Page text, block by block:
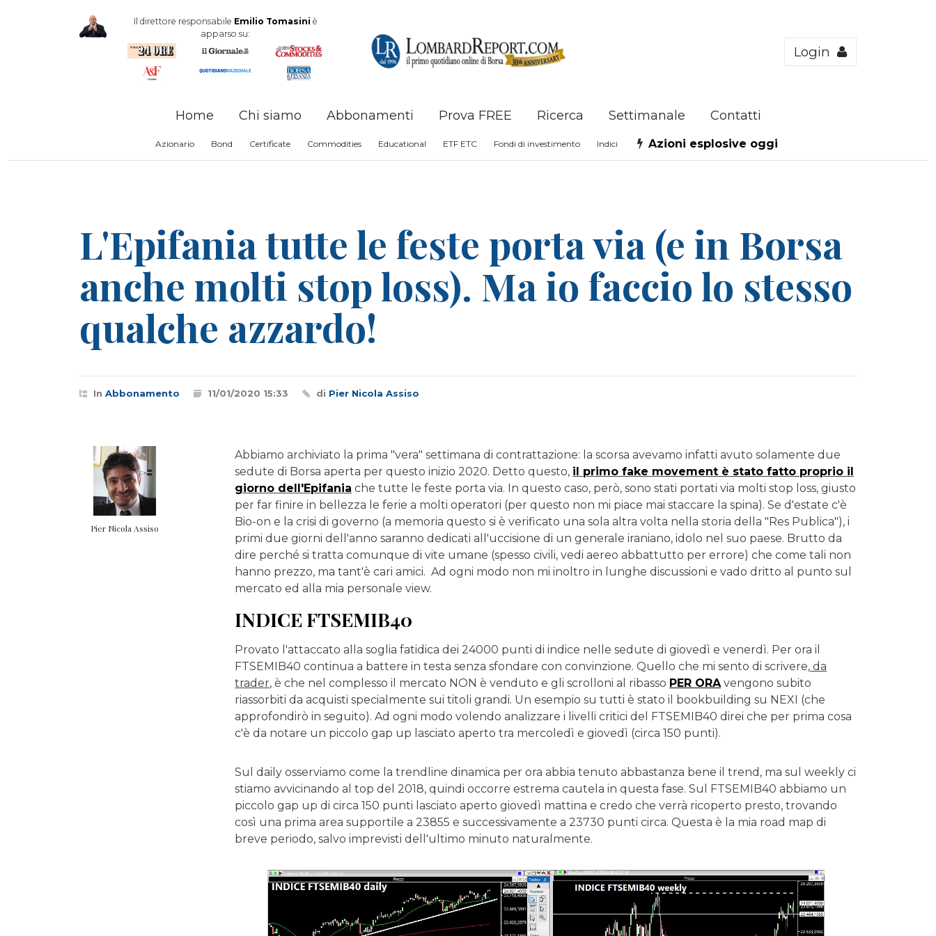
Il direttore responsabile Emilio Tomasini è
apparso su:
Login
Home Chi siamo Abbonamenti Prova FREE Ricerca Settimanale Contatti
Azionario Bond Certificate Commodities Educational ETF ETC Fondi di investimento Indici Azioni esplosive oggi
L'Epifania tutte le feste porta via (e in Borsa
anche molti stop loss). Ma io faccio lo stesso
qualche azzardo!
In Abbonamento 11/01/2020 15:33 di Pier Nicola Assiso
Abbiamo archiviato la prima "vera" settimana di contrattazione: la scorsa avevamo infatti avuto solamente due
sedute di Borsa aperta per questo inizio 2020. Detto questo, il primo fake movement è stato fatto proprio il
giorno dell'Epifania che tutte le feste porta via. In questo caso, però, sono stati portati via molti stop loss, giusto
per far finire in bellezza le ferie a molti operatori (per questo non mi piace mai staccare la spina). Se d'estate c'è
Bio-on e la crisi di governo (a memoria questo si è verificato una sola altra volta nella storia della "Res Publica"), i
primi due giorni dell'anno saranno dedicati all'uccisione di un generale iraniano, idolo nel suo paese. Brutto da
dire perché si tratta comunque di vite umane (spesso civili, vedi aereo abbattutto per errore) che come tali non
hanno prezzo, ma tant'è cari amici. Ad ogni modo non mi inoltro in lunghe discussioni e vado dritto al punto sul
mercato ed alla mia personale view.
INDICE FTSEMIB40
Provato l'attaccato alla soglia fatidica dei 24000 punti di indice nelle sedute di giovedì e venerdì. Per ora il
FTSEMIB40 continua a battere in testa senza sfondare con convinzione. Quello che mi sento di scrivere, da
trader, è che nel complesso il mercato NON è venduto e gli scrolloni al ribasso PER ORAvengono subito
riassorbiti da acquisti specialmente sui titoli grandi. Un esempio su tutti è stato il bookbuilding su NEXI (che
approfondirò in seguito). Ad ogni modo volendo analizzare i livelli critici del FTSEMIB40 direi che per prima cosa
c'è da notare un piccolo gap up lasciato aperto tra mercoledì e giovedì (circa 150 punti).
Sul daily osserviamo come la trendline dinamica per ora abbia tenuto abbastanza bene il trend, ma sul weekly ci
stiamo avvicinando al top del 2018, quindi occorre estrema cautela in questa fase. Sul FTSEMIB40 abbiamo un
piccolo gap up di circa 150 punti lasciato aperto giovedì mattina e credo che verrà ricoperto presto, trovando
così una prima area supportile a 23855 e successivamente a 23730 punti circa. Questa è la mia road map di
breve periodo, salvo imprevisti dell'ultimo minuto naturalmente.
Pier Nicola Assiso